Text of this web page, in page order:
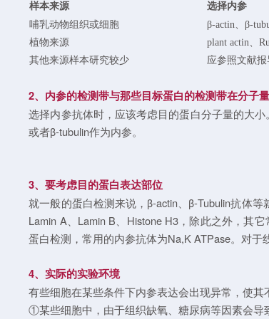
样本来源
选择内参
哺乳动物组织或细胞
β-actin、β-
植物来源
plant actin、
其他来源样本研究较少
应参照文献报
2、内参的检测带与那些目标蛋白的检测带在分子
选择内参抗体时，应该考虑目的蛋白分子量的大
或者β-tubulin作为内参。
3、要考虑目的蛋白表达部位
就一般的蛋白检测来说，β-actin、β-Tubulin抗体
Lamin A、Lamin B、Histone H3，除此之外，其
蛋白检测，常用的内参抗体为Na,K ATPase。对于
4、实际的实验环境
有些细胞在某些条件下内参表达会出现异常，使其
①某些细胞中，由于组织缺氧、糖尿病等因素会导